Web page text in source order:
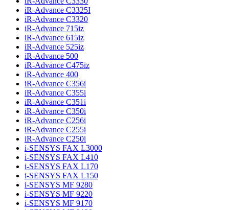
iR-Advance C3325I
iR-Advance C3320
iR-Advance 715iz
iR-Advance 615iz
iR-Advance 525iz
iR-Advance 500
iR-Advance C475iz
iR-Advance 400
iR-Advance C356i
iR-Advance C355i
iR-Advance C351i
iR-Advance C350i
iR-Advance C256i
iR-Advance C255i
iR-Advance C250i
i-SENSYS FAX L3000
i-SENSYS FAX L410
i-SENSYS FAX L170
i-SENSYS FAX L150
i-SENSYS MF 9280
i-SENSYS MF 9220
i-SENSYS MF 9170